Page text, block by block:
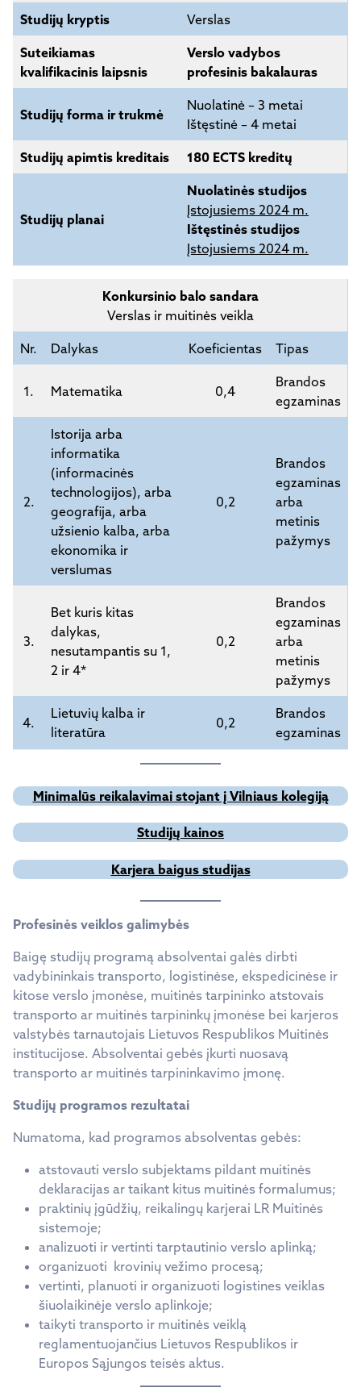
Studijų kryptis Verslas
Suteikiamas
kvalifikacinis laipsnis
Verslo vadybos
profesinis bakalauras
Studijų forma ir trukmė
Nuolatinė – 3 metai
Ištęstinė – 4 metai
Studijų apimtis kreditais 180 ECTS kreditų
Studijų planai
Nuolatinės studijos
Įstojusiems 2024 m.
Ištęstinės studijos
Įstojusiems 2024 m.
Konkursinio balo sandara
Verslas ir muitinės veikla
Nr. Dalykas Koeficientas Tipas
1. Matematika 0,4
Brandos
egzaminas
2.
Istorija arba
informatika
(informacinės
technologijos), arba
geografija, arba
užsienio kalba, arba
ekonomika ir
verslumas
0,2
Brandos
egzaminas
arba
metinis
pažymys
3.
Bet kuris kitas
dalykas,
nesutampantis su 1,
2 ir 4*
0,2
Brandos
egzaminas
arba
metinis
pažymys
4.
Lietuvių kalba ir
literatūra
0,2
Brandos
egzaminas
Minimalūs reikalavimai stojant į Vilniaus kolegiją
Studijų kainos
Karjera baigus studijas
Profesinės veiklos galimybės
Baigę studijų programą absolventai galės dirbti
vadybininkais transporto, logistinėse, ekspedicinėse ir
kitose verslo įmonėse, muitinės tarpininko atstovais
transporto ar muitinės tarpininkų įmonėse bei karjeros
valstybės tarnautojais Lietuvos Respublikos Muitinės
institucijose. Absolventai gebės įkurti nuosavą
transporto ar muitinės tarpininkavimo įmonę.
Studijų programos rezultatai
Numatoma, kad programos absolventas gebės:
atstovauti verslo subjektams pildant muitinės
deklaracijas ar taikant kitus muitinės formalumus;
praktinių įgūdžių, reikalingų karjerai LR Muitinės
sistemoje;
analizuoti ir vertinti tarptautinio verslo aplinką;
organizuoti krovinių vežimo procesą;
vertinti, planuoti ir organizuoti logistines veiklas
šiuolaikinėje verslo aplinkoje;
taikyti transporto ir muitinės veiklą
reglamentuojančius Lietuvos Respublikos ir
Europos Sąjungos teisės aktus.